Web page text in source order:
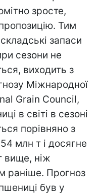
зросте,
Тим
запаси
сезони не
виходить з
Міжнародної
Grain Council,
в світі в сезоні
порівняно з
млн т і досягне
вище, ніж
раніше. Прогноз
був у